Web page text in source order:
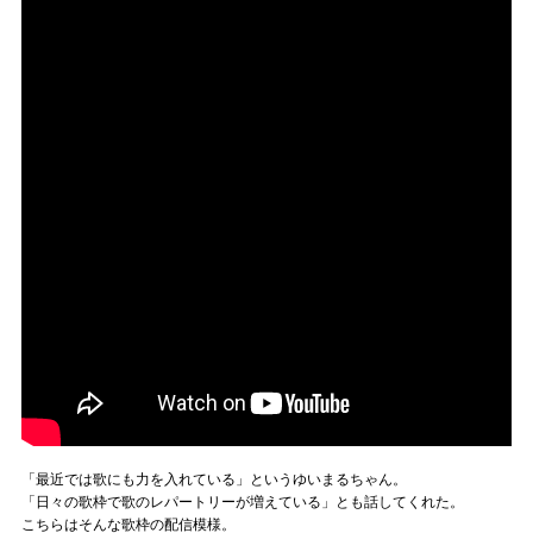
「最近では歌にも力を入れている」というゆいまるちゃん。
「日々の歌枠で歌のレパートリーが増えている」とも話してくれた。
こちらはそんな歌枠の配信模様。